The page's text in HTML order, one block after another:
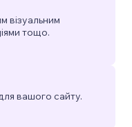
візуальним
тощо.
вашого сайту.